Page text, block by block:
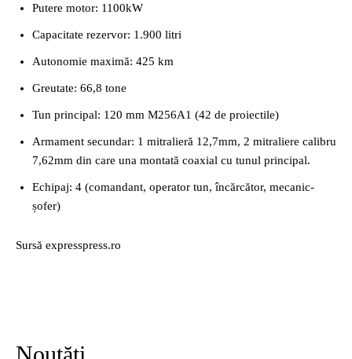
Putere motor: 1100kW
Capacitate rezervor: 1.900 litri
Autonomie maximă: 425 km
Greutate: 66,8 tone
Tun principal: 120 mm M256A1 (42 de proiectile)
Armament secundar: 1 mitralieră 12,7mm, 2 mitraliere calibru
7,62mm din care una montată coaxial cu tunul principal.
Echipaj: 4 (comandant, operator tun, încărcător, mecanic-
șofer)
Sursă expresspress.ro